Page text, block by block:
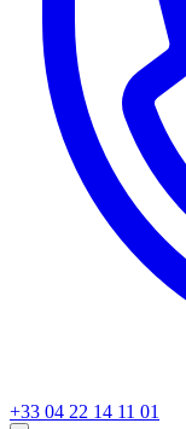
+33 04 22 14 11 01